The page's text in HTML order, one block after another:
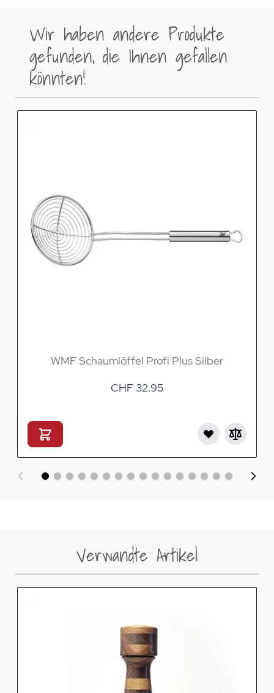
Wir haben andere Produkte
gefunden, die Ihnen gefallen
könnten!
WMF Schaumlöffel Profi Plus Silber
CHF 32.95
Verwandte Artikel